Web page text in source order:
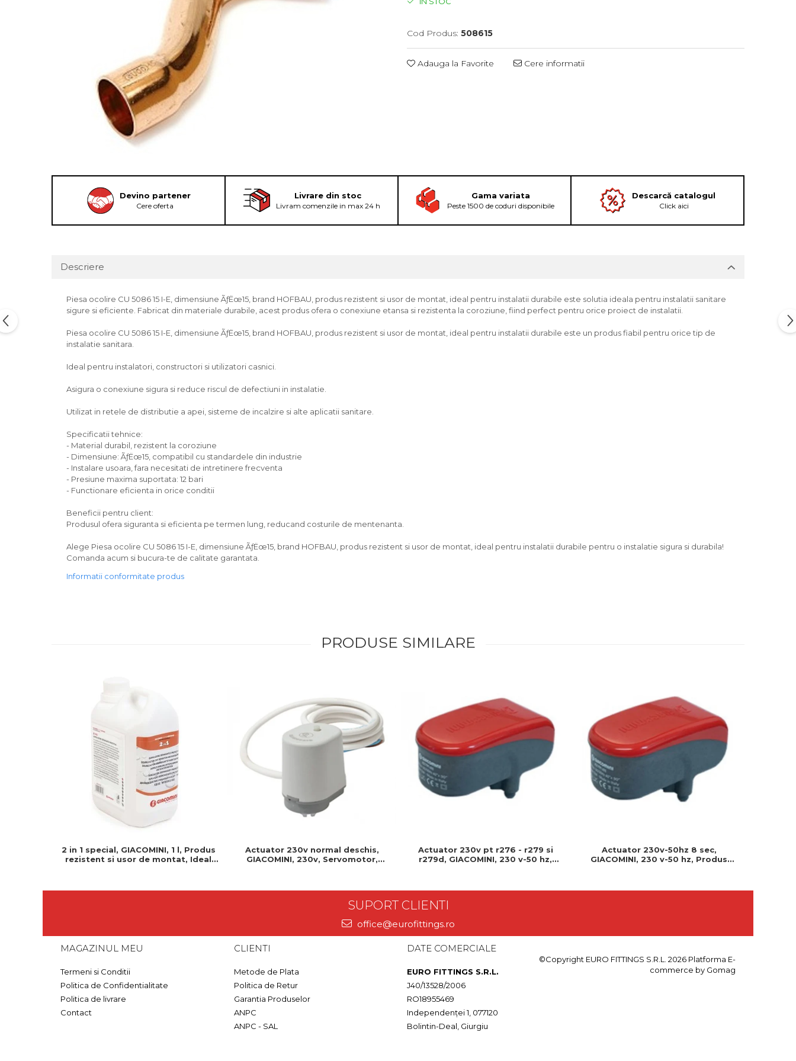
Cod Produs: 508615
Adauga la Favorite Cere informatii
Devino partener
Cere oferta
Livrare din stoc
Livram comenzile in max 24 h
Gama variata
Peste 1500 de coduri disponibile
Descarcă catalogul
Click aici
Descriere
Piesa ocolire CU 5086 15 I-E, dimensiune ÃƒËœ15, brand HOFBAU, produs rezistent si usor de montat, ideal pentru instalatii durabile este solutia ideala pentru instalatii sanitare
sigure si eficiente. Fabricat din materiale durabile, acest produs ofera o conexiune etansa si rezistenta la coroziune, fiind perfect pentru orice proiect de instalatii.
Piesa ocolire CU 5086 15 I-E, dimensiune ÃƒËœ15, brand HOFBAU, produs rezistent si usor de montat, ideal pentru instalatii durabile este un produs fiabil pentru orice tip de
instalatie sanitara.
Ideal pentru instalatori, constructori si utilizatori casnici.
Asigura o conexiune sigura si reduce riscul de defectiuni in instalatie.
Utilizat in retele de distributie a apei, sisteme de incalzire si alte aplicatii sanitare.
Specificatii tehnice:
- Material durabil, rezistent la coroziune
- Dimensiune: ÃƒËœ15, compatibil cu standardele din industrie
- Instalare usoara, fara necesitati de intretinere frecventa
- Presiune maxima suportata: 12 bari
- Functionare eficienta in orice conditii
Beneficii pentru client:
Produsul ofera siguranta si eficienta pe termen lung, reducand costurile de mentenanta.
Alege Piesa ocolire CU 5086 15 I-E, dimensiune ÃƒËœ15, brand HOFBAU, produs rezistent si usor de montat, ideal pentru instalatii durabile pentru o instalatie sigura si durabila!
Comanda acum si bucura-te de calitate garantata.
Informatii conformitate produs
PRODUSE SIMILARE
2 in 1 special, GIACOMINI, 1 l, Produs
rezistent si usor de montat, Ideal
Actuator 230v normal deschis,
GIACOMINI, 230v, Servomotor,
Actuator 230v pt r276 - r279 si
r279d, GIACOMINI, 230 v-50 hz,
Actuator 230v-50hz 8 sec,
GIACOMINI, 230 v-50 hz, Produs
SUPORT CLIENTI
office@eurofittings.ro
MAGAZINUL MEU
Termeni si Conditii
Politica de Confidentialitate
Politica de livrare
Contact
CLIENTI
Metode de Plata
Politica de Retur
Garantia Produselor
ANPC
ANPC - SAL
DATE COMERCIALE
EURO FITTINGS S.R.L.
J40/13528/2006
RO18955469
Independenței 1, 077120
Bolintin-Deal, Giurgiu
©Copyright EURO FITTINGS S.R.L. 2026 Platforma E-
commerce by Gomag